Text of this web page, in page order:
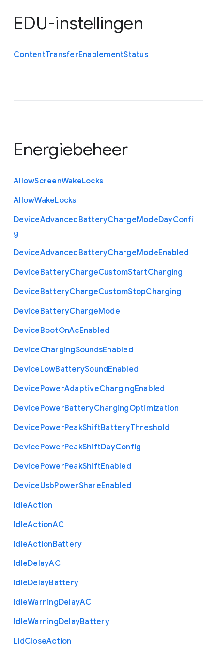
EDU-instellingen
ContentTransferEnablementStatus
Energiebeheer
AllowScreenWakeLocks
AllowWakeLocks
DeviceAdvancedBatteryChargeModeDayConfi
g
DeviceAdvancedBatteryChargeModeEnabled
DeviceBatteryChargeCustomStartCharging
DeviceBatteryChargeCustomStopCharging
DeviceBatteryChargeMode
DeviceBootOnAcEnabled
DeviceChargingSoundsEnabled
DeviceLowBatterySoundEnabled
DevicePowerAdaptiveChargingEnabled
DevicePowerBatteryChargingOptimization
DevicePowerPeakShiftBatteryThreshold
DevicePowerPeakShiftDayConfig
DevicePowerPeakShiftEnabled
DeviceUsbPowerShareEnabled
IdleAction
IdleActionAC
IdleActionBattery
IdleDelayAC
IdleDelayBattery
IdleWarningDelayAC
IdleWarningDelayBattery
LidCloseAction